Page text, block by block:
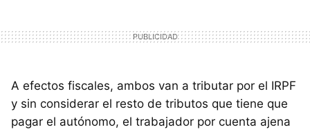
A efectos fiscales, ambos van a tributar por el IRPF
y sin considerar el resto de tributos que tiene que
pagar el autónomo, el trabajador por cuenta ajena